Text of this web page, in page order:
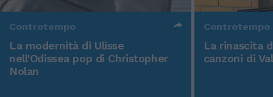
Controtempo
La modernità di Ulisse
nell'Odissea pop di Christopher
Nolan
Controtempo
La rinascita
canzoni di